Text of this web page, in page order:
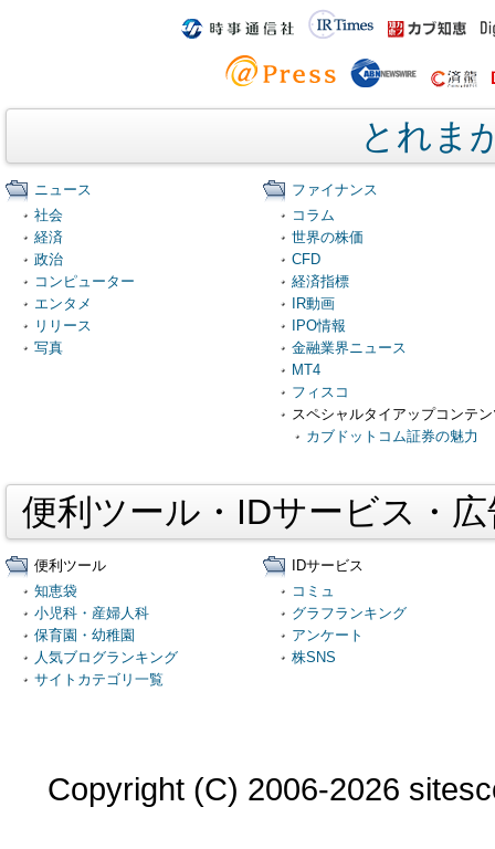
とれま
ニュース
社会
経済
政治
コンピューター
エンタメ
リリース
写真
ファイナンス
コラム
世界の株価
CFD
経済指標
IR動画
IPO情報
金融業界ニュース
MT4
フィスコ
スペシャルタイアップコンテ
カブドットコム証券の魅力
便利ツール・IDサービス・
便利ツール
知恵袋
小児科・産婦人科
保育園・幼稚園
人気ブログランキング
サイトカテゴリ一覧
IDサービス
コミュ
グラフランキング
アンケート
株SNS
Copyright (C) 2006-2026